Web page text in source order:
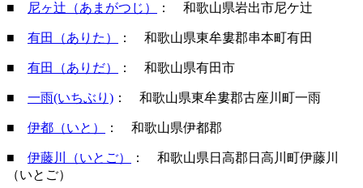
■ 尼ヶ辻（あまがつじ） ： 和歌山県岩出市尼ケ辻
■ 有田（ありた） ： 和歌山県東牟婁郡串本町有田
■ 有田（ありだ） ： 和歌山県有田市
■ 一雨(いちぶり) ： 和歌山県東牟婁郡古座川町一雨
■ 伊都（いと） ： 和歌山県伊都郡
■ 伊藤川（いとご）
： 和歌山県日高郡日高川町伊藤川
（いとご）